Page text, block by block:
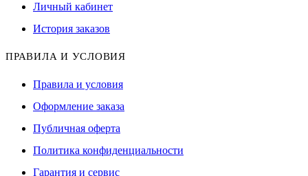
Личный кабинет
История заказов
ПРАВИЛА И УСЛОВИЯ
Правила и условия
Оформление заказа
Публичная оферта
Политика конфиденциальности
Гарантия и сервис